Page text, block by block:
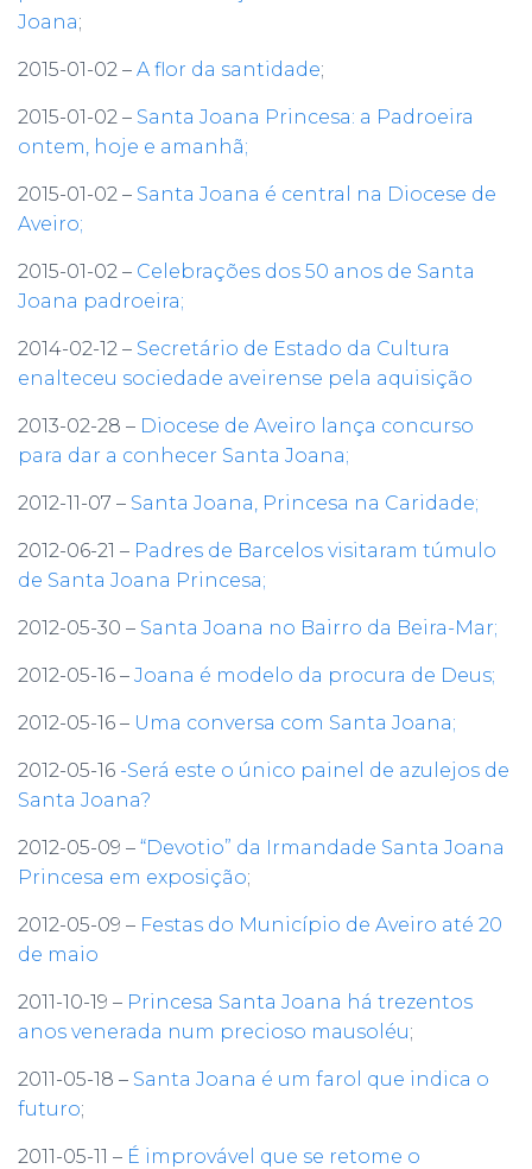
Joana;
2015-01-02 – A flor da santidade;
2015-01-02 – Santa Joana Princesa: a Padroeira
ontem, hoje e amanhã;
2015-01-02 – Santa Joana é central na Diocese de
Aveiro;
2015-01-02 – Celebrações dos 50 anos de Santa
Joana padroeira;
2014-02-12 – Secretário de Estado da Cultura
enalteceu sociedade aveirense pela aquisição
2013-02-28 – Diocese de Aveiro lança concurso
para dar a conhecer Santa Joana;
2012-11-07 – Santa Joana, Princesa na Caridade;
2012-06-21 – Padres de Barcelos visitaram túmulo
de Santa Joana Princesa;
2012-05-30 – Santa Joana no Bairro da Beira-Mar;
2012-05-16 – Joana é modelo da procura de Deus;
2012-05-16 – Uma conversa com Santa Joana;
2012-05-16 -Será este o único painel de azulejos de
Santa Joana?
2012-05-09 – “Devotio” da Irmandade Santa Joana
Princesa em exposição;
2012-05-09 – Festas do Município de Aveiro até 20
de maio
2011-10-19 – Princesa Santa Joana há trezentos
anos venerada num precioso mausoléu;
2011-05-18 – Santa Joana é um farol que indica o
futuro;
2011-05-11 – É improvável que se retome o